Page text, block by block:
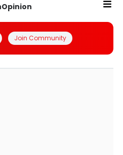
Opinion
Join Community